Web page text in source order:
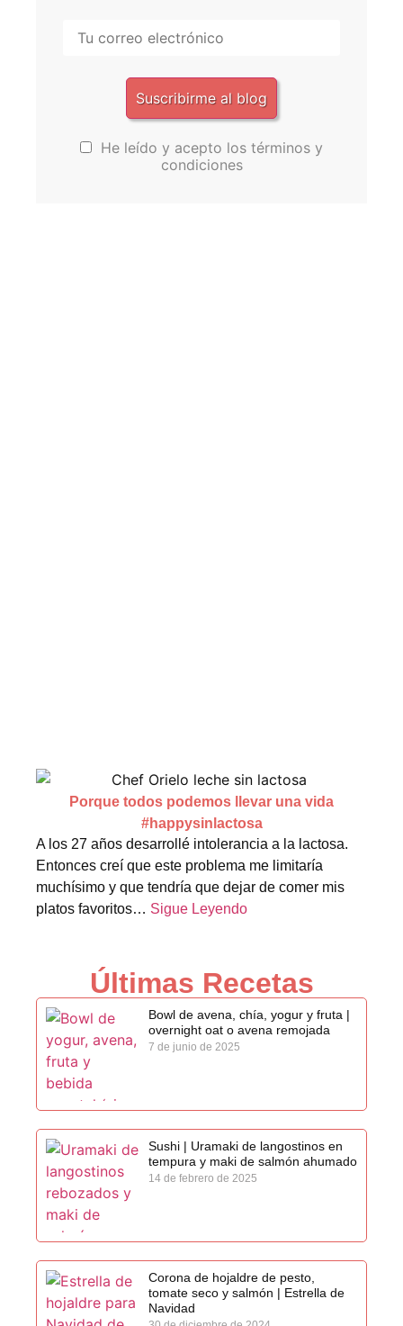
He leído y acepto los términos y
condiciones
Porque todos podemos llevar una vida
#happysinlactosa
A los 27 años desarrollé intolerancia a la lactosa.
Entonces creí que este problema me limitaría
muchísimo y que tendría que dejar de comer mis
platos favoritos… Sigue Leyendo
Últimas Recetas
Bowl de avena, chía, yogur y fruta |
overnight oat o avena remojada
7 de junio de 2025
Sushi | Uramaki de langostinos en
tempura y maki de salmón ahumado
14 de febrero de 2025
Corona de hojaldre de pesto,
tomate seco y salmón | Estrella de
Navidad